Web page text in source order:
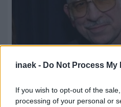
inaek - Do Not Process
If you wish to opt-out of the
processing of your personal or
17 Μαρτίου 2022, 14:20